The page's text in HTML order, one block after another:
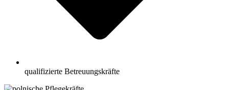
qualifizierte Betreuungskräfte